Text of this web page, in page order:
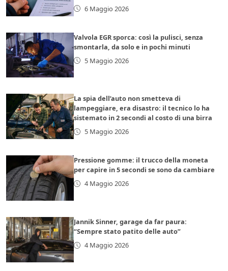
6 Maggio 2026
Valvola EGR sporca: così la pulisci, senza
smontarla, da solo e in pochi minuti
5 Maggio 2026
La spia dell’auto non smetteva di
lampeggiare, era disastro: il tecnico lo ha
sistemato in 2 secondi al costo di una birra
5 Maggio 2026
Pressione gomme: il trucco della moneta
per capire in 5 secondi se sono da cambiare
4 Maggio 2026
Jannik Sinner, garage da far paura:
“Sempre stato patito delle auto”
4 Maggio 2026